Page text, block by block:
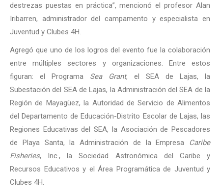
destrezas puestas en práctica”, mencionó el profesor Alan
Iribarren, administrador del campamento y especialista en
Juventud y Clubes 4H.
Agregó que uno de los logros del evento fue la colaboración
entre múltiples sectores y organizaciones. Entre estos
figuran: el Programa Sea Grant, el SEA de Lajas, la
Subestación del SEA de Lajas, la Administración del SEA de la
Región de Mayagüez, la Autoridad de Servicio de Alimentos
del Departamento de Educación-Distrito Escolar de Lajas, las
Regiones Educativas del SEA, la Asociación de Pescadores
de Playa Santa, la Administración de la Empresa
Caribe
Fisheries, Inc., la Sociedad Astronómica del Caribe y
Recursos Educativos y el Área Programática de Juventud y
Clubes 4H.